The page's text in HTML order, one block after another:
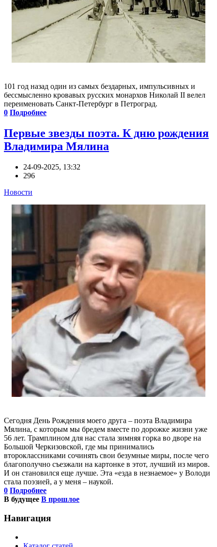
101 год назад один из самых бездарных, импульсивных и
бессмысленно кровавых русских монархов Николай II велел
переименовать Санкт-Петербург в Петроград.
0 Подробнее
Первые звезды поэта. К дню рождения
Владимира Мялина
24-09-2025, 13:32
296
Новости
Сегодня День Рождения моего друга – поэта Владимира
Мялина, с которым мы бредем вместе по дорожке жизни уже
56 лет. Трамплином для нас стала зимняя горка во дворе на
Большой Черкизовской, где мы принимались
второклассниками сочинять свои безумные миры, после чего
благополучно съезжали на картонке в этот, лучший из миров.
И он становился еще лучше. Эта «езда в незнаемое» у Володи
стала поэзией, а у меня – наукой.
0 Подробнее
В будущее В прошлое
Навигация